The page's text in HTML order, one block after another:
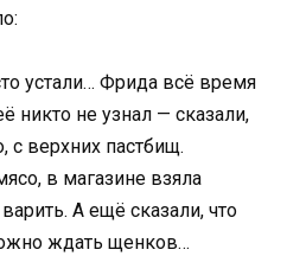
устали… Фрида всё время
никто не узнал — сказали,
с верхних пастбищ.
в магазине взяла
А ещё сказали, что
ждать щенков…